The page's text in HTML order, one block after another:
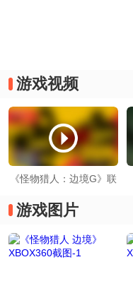
游戏视频
《怪物猎人：边境G》联
游戏图片